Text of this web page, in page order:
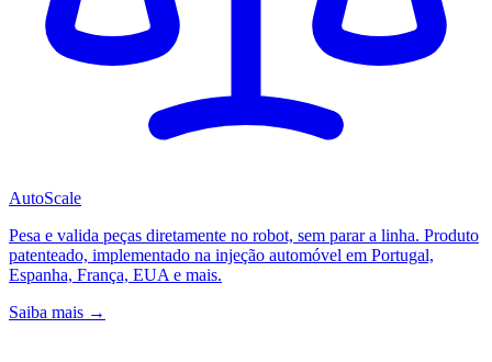
AutoScale
Pesa e valida peças diretamente no robot, sem parar a linha. Produto
patenteado, implementado na injeção automóvel em Portugal,
Espanha, França, EUA e mais.
Saiba mais →